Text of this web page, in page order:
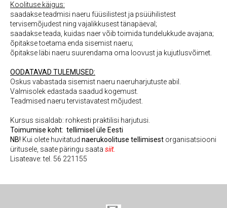
Koolituse käigus:
saadakse teadmisi naeru füüsilistest ja psüühilistest
tervisemõjudest ning vajalikkusest tänapäeval;
saadakse teada, kuidas naer võib toimida tundelukkude avajana;
õpitakse toetama enda sisemist naeru;
õpitakse läbi naeru suurendama oma loovust ja kujutlusvõimet.
OODATAVAD TULEMUSED:
Oskus vabastada sisemist naeru naeruharjutuste abil.
Valmisolek edastada saadud kogemust.
Teadmised naeru tervistavatest mõjudest.
Kursus sisaldab: rohkesti praktilisi harjutusi.
Toimumise koht: tellimisel üle Eesti
NB! Kui olete huvitatud naerukoolituse tellimisest organisatsiooni
üritusele, saate päringu saata siit.
Lisateave: tel. 56 221155